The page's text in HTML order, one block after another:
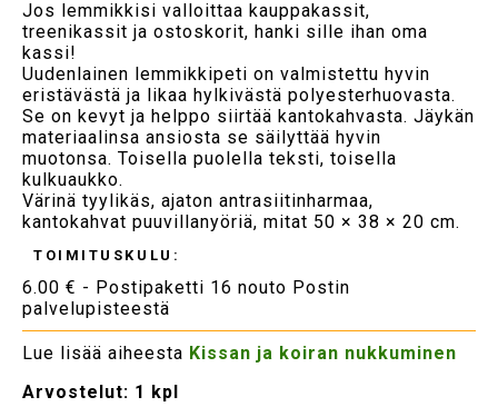
Jos lemmikkisi valloittaa kauppakassit,
treenikassit ja ostoskorit, hanki sille ihan oma
kassi!
Uudenlainen lemmikkipeti on valmistettu hyvin
eristävästä ja likaa hylkivästä polyesterhuovasta.
Se on kevyt ja helppo siirtää kantokahvasta. Jäykän
materiaalinsa ansiosta se säilyttää hyvin
muotonsa. Toisella puolella teksti, toisella
kulkuaukko.
Värinä tyylikäs, ajaton antrasiitinharmaa,
kantokahvat puuvillanyöriä, mitat 50 × 38 × 20 cm.
TOIMITUSKULU:
6.00 € - Postipaketti 16 nouto Postin
palvelupisteestä
Lue lisää aiheesta Kissan ja koiran nukkuminen
Arvostelut: 1 kpl